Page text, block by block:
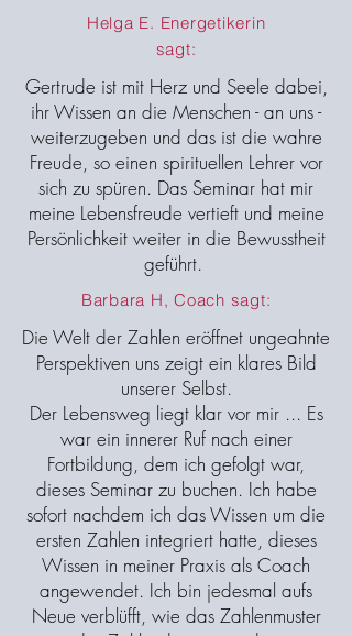
Helga E. Energetikerin
sagt:
Gertrude ist mit Herz und Seele dabei,
ihr Wissen an die Menschen - an uns -
weiterzugeben und das ist die wahre
Freude, so einen spirituellen Lehrer vor
sich zu spüren. Das Seminar hat mir
meine Lebensfreude vertieft und meine
Persönlichkeit weiter in die Bewusstheit
geführt.
Barbara H, Coach sagt:
Die Welt der Zahlen eröffnet ungeahnte
Perspektiven uns zeigt ein klares Bild
unserer Selbst.
Der Lebensweg liegt klar vor mir ... Es
war ein innerer Ruf nach einer
Fortbildung, dem ich gefolgt war,
dieses Seminar zu buchen. Ich habe
sofort nachdem ich das Wissen um die
ersten Zahlen integriert hatte, dieses
Wissen in meiner Praxis als Coach
angewendet. Ich bin jedesmal aufs
Neue verblüfft, wie das Zahlenmuster